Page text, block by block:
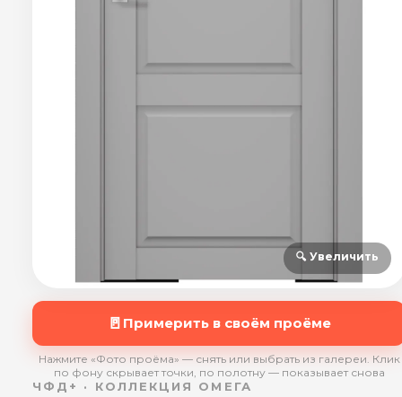
🔍 Увеличить
🚪 Примерить в своём проёме
Нажмите «Фото проёма» — снять или выбрать из галереи. Клик
по фону скрывает точки, по полотну — показывает снова
ЧФД+ · КОЛЛЕКЦИЯ ОМЕГА